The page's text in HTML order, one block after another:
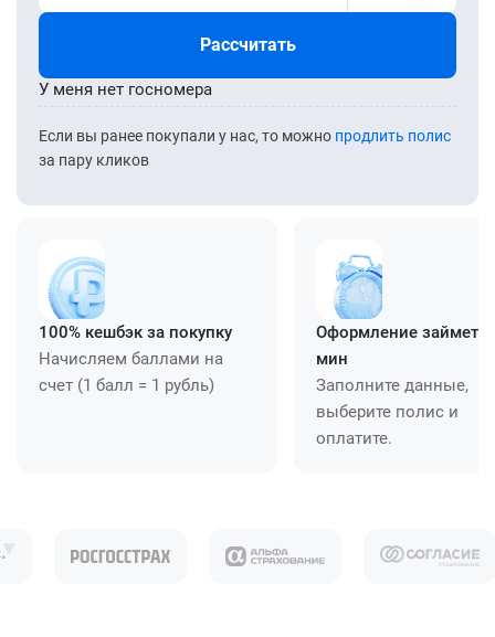
Рассчитать
Если вы ранее покупали у нас, то можно продлить полис
за пару кликов
У меня нет госномера
100% кешбэк за покупку
Начисляем баллами на
счет (1 балл = 1 рубль)
Оформление займет
мин
Заполните данные,
выберите полис и
оплатите.